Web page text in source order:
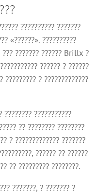
?????????? ???????
«??????». ??????????
??? ??????? ?????? Brillx ?
?????? ? ??????
????????? ? ?????????????
???????? ???????????
?? ???????? ????????
? ????????????? ???????
?????? ?? ??????
?? ????????? ????????.
???????, ? ??????? ?